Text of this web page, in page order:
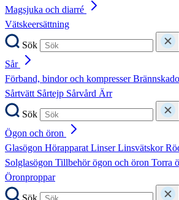
Magsjuka och diarré
Vätskeersättning
Sök
Sår
Förband, bindor och kompresser
Sårtvätt Sårtejp Sårvård Ärr
Sök
Ögon och öron
Glasögon HörapparatLinserLinsvätskor
Solglasögon Tillbehör ögon och öron Torra
Öronproppar